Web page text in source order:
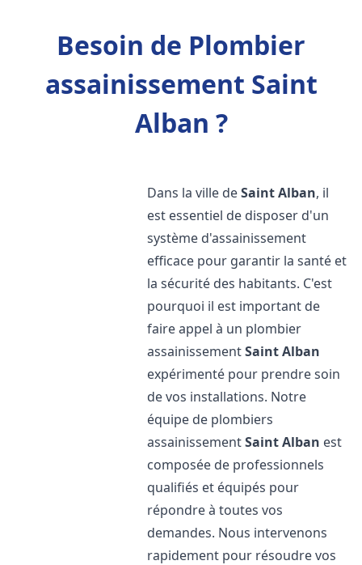
Besoin de Plombier
assainissement Saint
Alban ?
Dans la ville deSaint Alban, il
est essentiel de disposer d'un
système d'assainissement
efficace pour garantir la santé et
la sécurité des habitants. C'est
pourquoi il est important de
faire appel à un plombier
assainissementSaint Alban
expérimenté pour prendre soin
de vos installations. Notre
équipe de plombiers
assainissementSaint Alban est
composée de professionnels
qualifiés et équipés pour
répondre à toutes vos
demandes. Nous intervenons
rapidement pour résoudre vos